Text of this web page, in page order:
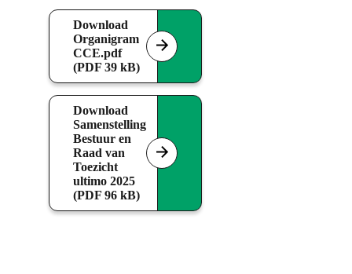
Download
Organigram
CCE.pdf
(PDF 39 kB)
Download
Samenstelling
Bestuur en
Raad van
Toezicht
ultimo 2025
(PDF 96 kB)